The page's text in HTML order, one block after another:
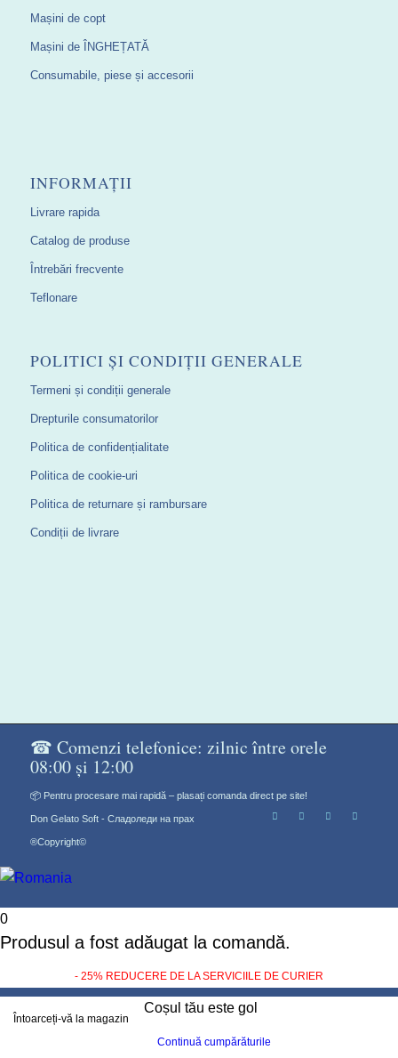
Mașini de copt
Mașini de ÎNGHEȚATĂ
Consumabile, piese și accesorii
INFORMAȚII
Livrare rapida
Catalog de produse
Întrebări frecvente
Teflonare
POLITICI ȘI CONDIȚII GENERALE
Termeni și condiții generale
Drepturile consumatorilor
Politica de confidențialitate
Politica de cookie-uri
Politica de returnare și rambursare
Condiții de livrare
☎ Comenzi telefonice: zilnic între orele
08:00 și 12:00
📦 Pentru procesare mai rapidă – plasați comanda direct pe site!
Don Gelato Soft - Сладоледи на прах
®Copyright©
0
Produsul a fost adăugat la comandă.
- 25% REDUCERE DE LA SERVICIILE DE CURIER
Coșul tău este gol
Întoarceți-vă la magazin
Continuă cumpărăturile